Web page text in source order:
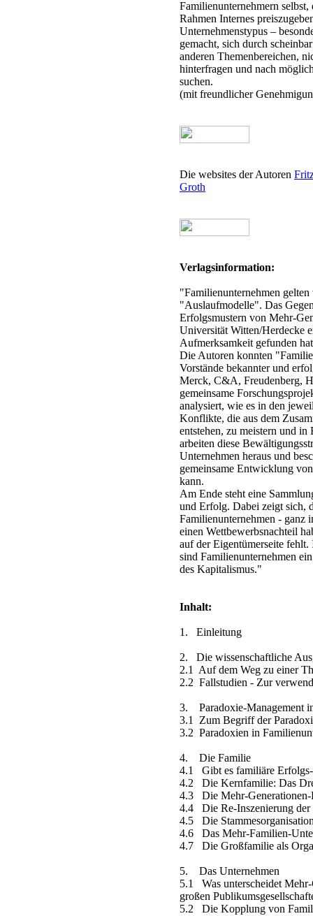
Familienunternehmern
Rahmen Internes
Unternehmenstypus –
gemacht, sich durch
anderen Themenbereichen,
hinterfragen und nach
suchen.
(mit freundlicher
Die websites der Autoren
Groth
Verlagsinformation:
"Familienunternehmen
"Auslaufmodelle". Das
Erfolgsmustern von Mehr-
Universität Witten/Herdecke
Aufmerksamkeit gefunden
Die Autoren konnten
Vorstände bekannter und
Merck, C&A, Freudenberg,
gemeinsame
analysiert, wie es in den
Konflikte, die aus dem
entstehen, zu meistern und
arbeiten diese
Unternehmen heraus und
gemeinsame Entwicklung
kann.
Am Ende steht eine
und Erfolg. Dabei zeigt sich,
Familienunternehmen - ganz
einen Wettbewerbsnachteil
auf der Eigentümerseite
sind Familienunternehmen
des Kapitalismus."
Inhalt:
1. Einleitung
2. Die wissenschaftliche
2.1 Auf dem Weg zu einer
2.2 Fallstudien - Zur
3. Paradoxie-Management
3.1 Zum Begriff der
3.2 Paradoxien in
4. Die Familie
4.1 Gibt es familiäre
4.2 Die Kernfamilie: Das
4.3 Die Mehr-Generationen-
4.4 Die Re-Inszenierung
4.5 Die
4.6 Das Mehr-Familien-
4.7 Die Großfamilie als
5. Das Unternehmen
5.1 Was unterscheidet
großen
5.2 Die Kopplung von